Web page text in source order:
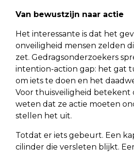
Van bewustzijn naar actie
Het interessante is dat het
onveiligheid mensen zelden
zet. Gedragsonderzoekers
intention-action gap: het gat
om iets te doen en het
Voor thuisveiligheid betekent
weten dat ze actie moeten
stellen het uit.
Totdat er iets gebeurt. Een
cilinder die versleten blijkt.